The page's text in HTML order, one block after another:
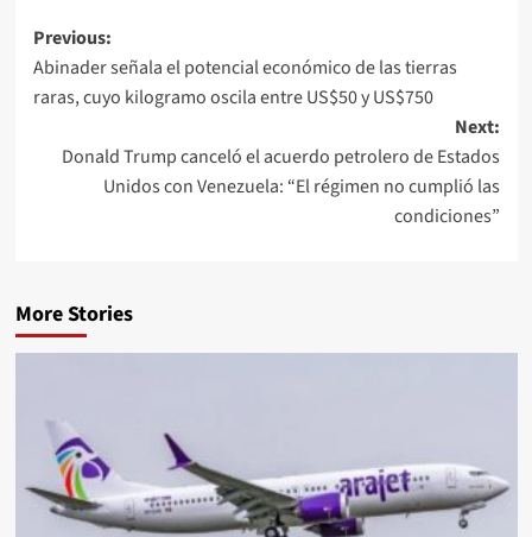
Previous:
Abinader señala el potencial económico de las tierras
raras, cuyo kilogramo oscila entre US$50 y US$750
Next:
Donald Trump canceló el acuerdo petrolero de Estados
Unidos con Venezuela: “El régimen no cumplió las
condiciones”
More Stories